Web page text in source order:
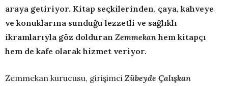
araya getiriyor. Kitap seçkilerinden, çaya, kahveye
ve konuklarına sunduğu lezzetli ve sağlıklı
ikramlarıyla göz dolduran Zemmekan hem kitapçı
hem de kafe olarak hizmet veriyor.
Zemmekan kurucusu, girişimci Zübeyde Çalışkan